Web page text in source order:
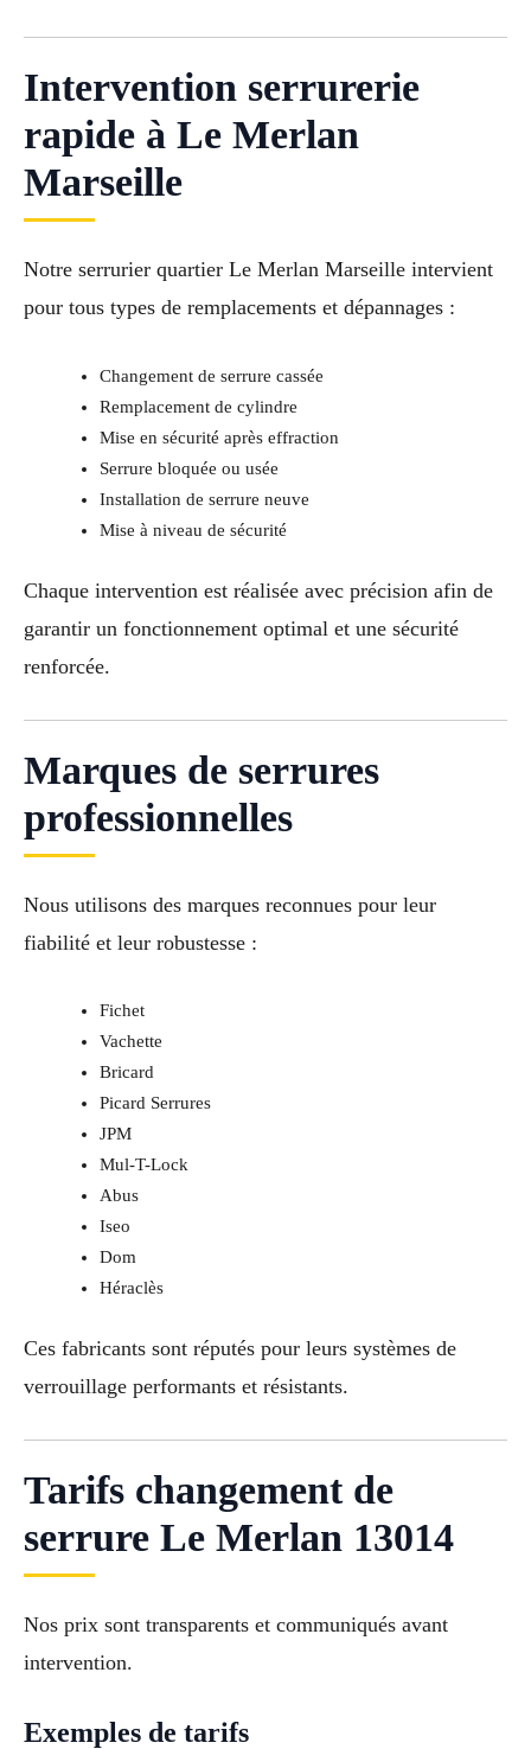
Intervention serrurerie
rapide à Le Merlan
Marseille
Notre serrurier quartier Le Merlan Marseille intervient
pour tous types de remplacements et dépannages :
Changement de serrure cassée
Remplacement de cylindre
Mise en sécurité après effraction
Serrure bloquée ou usée
Installation de serrure neuve
Mise à niveau de sécurité
Chaque intervention est réalisée avec précision afin de
garantir un fonctionnement optimal et une sécurité
renforcée.
Marques de serrures
professionnelles
Nous utilisons des marques reconnues pour leur
fiabilité et leur robustesse :
Fichet
Vachette
Bricard
Picard Serrures
JPM
Mul-T-Lock
Abus
Iseo
Dom
Héraclès
Ces fabricants sont réputés pour leurs systèmes de
verrouillage performants et résistants.
Tarifs changement de
serrure Le Merlan 13014
Nos prix sont transparents et communiqués avant
intervention.
Exemples de tarifs